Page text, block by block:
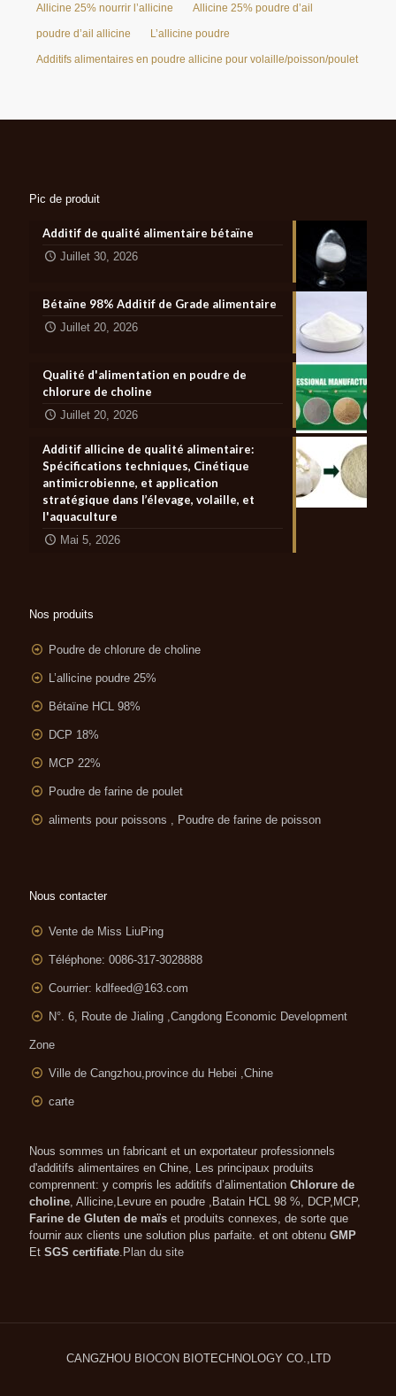
Allicine 25% nourrir l’allicine Allicine 25% poudre d’ail
poudre d’ail allicine L’allicine poudre
Additifs alimentaires en poudre allicine pour volaille/poisson/poulet
Pic de produit
Additif de qualité alimentaire bétaïne
Juillet 30, 2026
Bétaïne 98% Additif de Grade alimentaire
Juillet 20, 2026
Qualité d'alimentation en poudre de
chlorure de choline
Juillet 20, 2026
Additif allicine de qualité alimentaire:
Spécifications techniques, Cinétique
antimicrobienne, et application
stratégique dans l’élevage, volaille, et
l'aquaculture
Mai 5, 2026
Nos produits
Poudre de chlorure de choline
L’allicine poudre 25%
Bétaïne HCL 98%
DCP 18%
MCP 22%
Poudre de farine de poulet
aliments pour poissons , Poudre de farine de poisson
Nous contacter
Vente de Miss LiuPing
Téléphone: 0086-317-3028888
Courrier: kdlfeed@163.com
N°. 6, Route de Jialing ,Cangdong Economic Development
Zone
Ville de Cangzhou,province du Hebei ,Chine
carte
Nous sommes un fabricant et un exportateur professionnels
d'additifs alimentaires en Chine, Les principaux produits
comprennent: y compris les additifs d’alimentation Chlorure de
choline , Allicine,Levure en poudre ,Batain HCL 98 %, DCP,MCP,
Farine de Gluten de maïs et produits connexes, de sorte que
fournir aux clients une solution plus parfaite. et ont obtenu GMP
Et SGS certifiate Plan du site
CANGZHOU BIOCON BIOTECHNOLOGY CO.,LTD